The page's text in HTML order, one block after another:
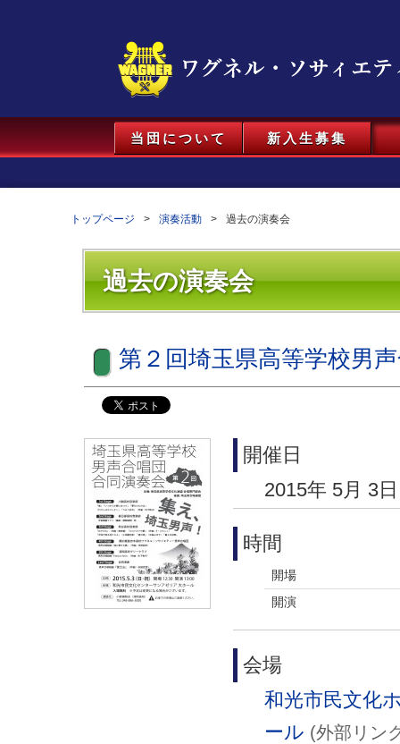
当団について 新入生募集
トップページ 演奏活動 過去の演奏会
過去の演奏会
第２回埼玉県高等学校男
開催日
2015年 5月 3
時間
開場
開演
会場
和光市民文化
ール (外部リン